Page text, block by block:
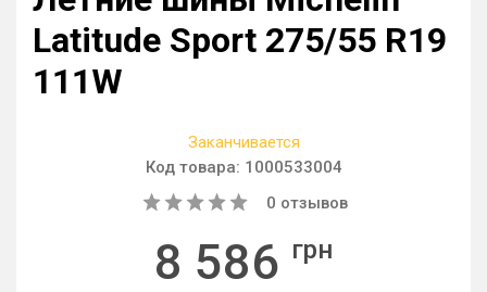
Latitude Sport 275/55 R19
111W
Заканчивается
Код товара: 1000533004
0 отзывов
8 586 грн